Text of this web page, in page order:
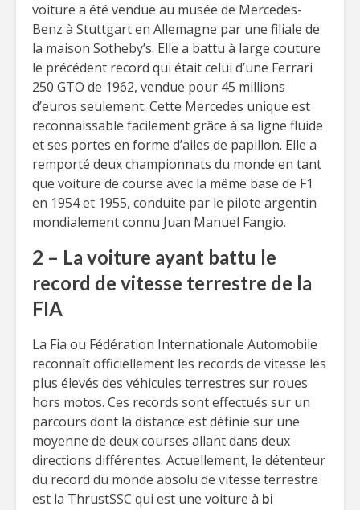
voiture a été vendue au musée de Mercedes-
Benz à Stuttgart en Allemagne par une filiale de
la maison Sotheby’s. Elle a battu à large couture
le précédent record qui était celui d’une Ferrari
250 GTO de 1962, vendue pour 45 millions
d’euros seulement. Cette Mercedes unique est
reconnaissable facilement grâce à sa ligne fluide
et ses portes en forme d’ailes de papillon. Elle a
remporté deux championnats du monde en tant
que voiture de course avec la même base de F1
en 1954 et 1955, conduite par le pilote argentin
mondialement connu Juan Manuel Fangio.
2 – La voiture ayant battu le
record de vitesse terrestre de la
FIA
La Fia ou Fédération Internationale Automobile
reconnaît officiellement les records de vitesse les
plus élevés des véhicules terrestres sur roues
hors motos. Ces records sont effectués sur un
parcours dont la distance est définie sur une
moyenne de deux courses allant dans deux
directions différentes. Actuellement, le détenteur
du record du monde absolu de vitesse terrestre
est la ThrustSSC qui est une voiture à bi